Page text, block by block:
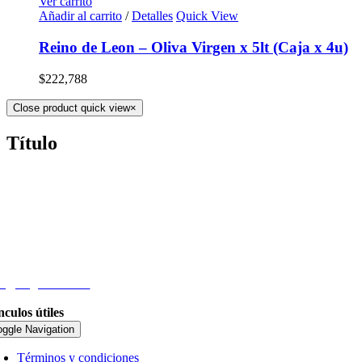
Añadir al carrito / Detalles Quick View
Reino de Leon – Oliva Virgen x 5lt (Caja x 4u)
$222,788
Close product quick view×
Título
útiles
Navigation
Términos y condiciones